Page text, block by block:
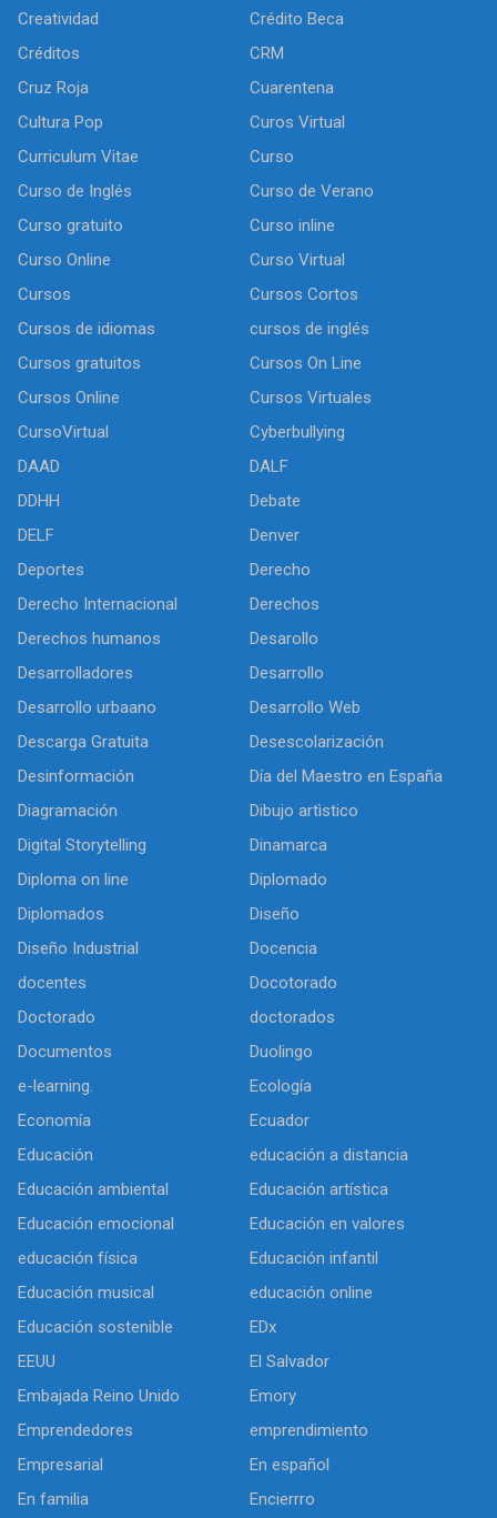
Creatividad
Crédito Beca
Créditos
CRM
Cruz Roja
Cuarentena
Cultura Pop
Curos Virtual
Curriculum Vitae
Curso
Curso de Inglés
Curso de Verano
Curso gratuito
Curso inline
Curso Online
Curso Virtual
Cursos
Cursos Cortos
Cursos de idiomas
cursos de inglés
Cursos gratuitos
Cursos On Line
Cursos Online
Cursos Virtuales
CursoVirtual
Cyberbullying
DAAD
DALF
DDHH
Debate
DELF
Denver
Deportes
Derecho
Derecho Internacional
Derechos
Derechos humanos
Desarollo
Desarrolladores
Desarrollo
Desarrollo urbaano
Desarrollo Web
Descarga Gratuita
Desescolarización
Desinformación
Día del Maestro en España
Diagramación
Dibujo artìstico
Digital Storytelling
Dinamarca
Diploma on line
Diplomado
Diplomados
Diseño
Diseño Industrial
Docencia
docentes
Docotorado
Doctorado
doctorados
Documentos
Duolingo
e-learning.
Ecología
Economía
Ecuador
Educación
educación a distancia
Educación ambiental
Educación artística
Educación emocional
Educación en valores
educación física
Educación infantil
Educación musical
educación online
Educación sostenible
EDx
EEUU
El Salvador
Embajada Reino Unido
Emory
Emprendedores
emprendimiento
Empresarial
En español
En familia
Encierrro